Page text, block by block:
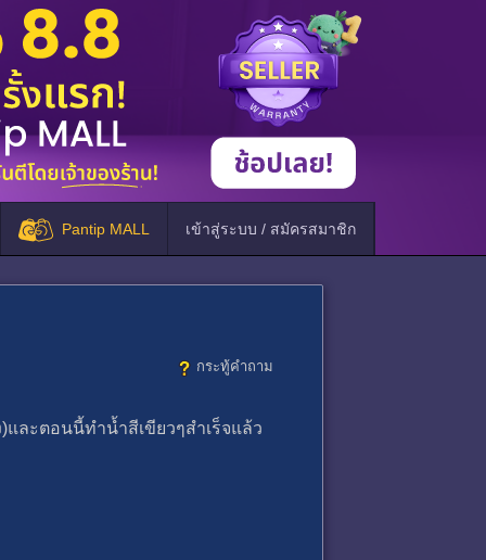
Pantip MALL เข้าสู่ระบบ / สมัครสมาชิก
กระทู้คำถาม
ละตอนนี้ทำน้ำสีเขียวๆสำเร็จแล้ว